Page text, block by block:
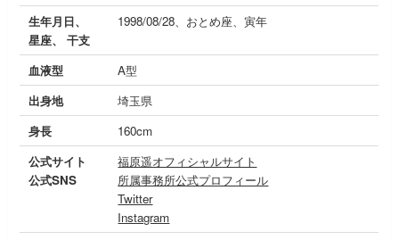
生年月日、
星座、 干支
1998/08/28、おとめ座、寅年
血液型
A型
出身地
埼玉県
身長
160cm
公式サイト
公式SNS
福原遥オフィシャルサイト
所属事務所公式プロフィール
Twitter
Instagram